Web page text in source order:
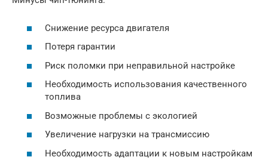
Снижение ресурса двигателя
Потеря гарантии
Риск поломки при неправильной настройке
Необходимость использования качественного
топлива
Возможные проблемы с экологией
Увеличение нагрузки на трансмиссию
Необходимость адаптации к новым настройкам